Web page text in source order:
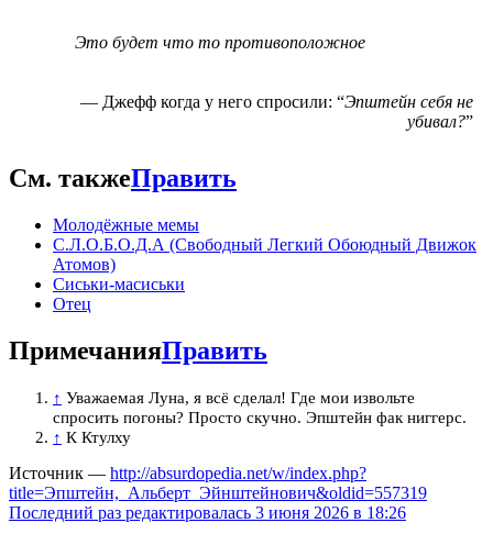
Это будет что то противоположное
— Джефф когда у него спросили: “Эпштейн себя не
убивал?”
См. такжеПравить
Молодёжные мемы
С.Л.О.Б.О.Д.А (Свободный Легкий Обоюдный Движок
Атомов)
Сиськи-масиськи
Отец
ПримечанияПравить
↑ Уважаемая Луна, я всё сделал! Где мои извольте
спросить погоны? Просто скучно. Эпштейн фак ниггерс.
↑ К Ктулху
Источник — http://absurdopedia.net/w/index.php?
title=Эпштейн,_Альберт_Эйнштейнович&oldid=557319
Последний раз редактировалась 3 июня 2026 в 18:26